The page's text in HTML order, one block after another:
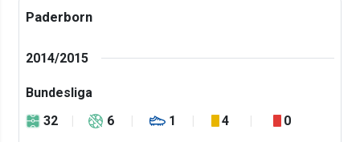
Paderborn
2014/2015
Bundesliga
32
6 1 4 0